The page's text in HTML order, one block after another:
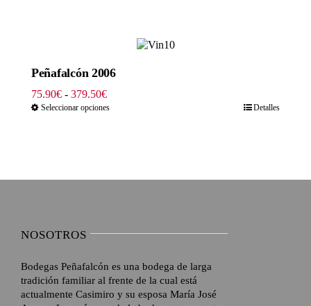
Peñafalcón 2006
75.90€ - 379.50€Rango
de
Seleccionar opciones Detalles
NOSOTROS
Bodegas Peñafalcón es una bodega de larga
tradición familiar al frente de la cual está
actualmente Casimiro y su esposa María José